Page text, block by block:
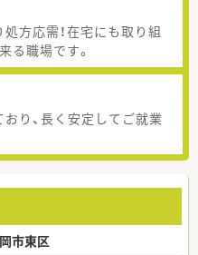
方応需！在宅にも取り組
る職場です。
り、長く安定してご就業
市東区